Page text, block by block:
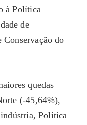
à Política
de
Conservação do
quedas
(-45,64%),
Política